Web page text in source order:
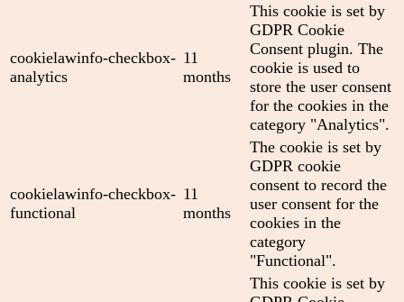
cookielawinfo-checkbox-
analytics
11
months
This cookie is set by
GDPR Cookie
Consent plugin. The
cookie is used to
store the user consent
for the cookies in the
category "Analytics".
cookielawinfo-checkbox-
functional
11
months
The cookie is set by
GDPR cookie
consent to record the
user consent for the
cookies in the
category
"Functional".
This cookie is set by